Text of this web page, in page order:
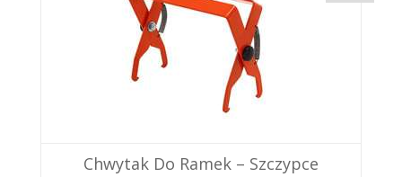
Chwytak Do Ramek – Szczypce